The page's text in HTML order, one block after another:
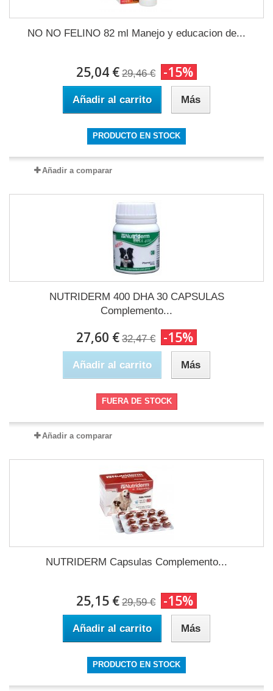
NO NO FELINO 82 ml Manejo y educacion de...
25,04 € 29,46 € -15%
Añadir al carrito Más
PRODUCTO EN STOCK
Añadir a comparar
NUTRIDERM 400 DHA 30 CAPSULAS
Complemento...
27,60 € 32,47 € -15%
Añadir al carrito Más
FUERA DE STOCK
Añadir a comparar
NUTRIDERM Capsulas Complemento...
25,15 € 29,59 € -15%
Añadir al carrito Más
PRODUCTO EN STOCK